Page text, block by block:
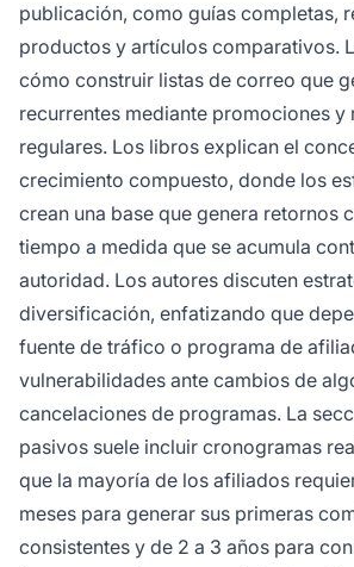
publicación, como guías completas,
productos y artículos comparativos.
cómo construir listas de correo que
recurrentes mediante promociones y
regulares. Los libros explican el
crecimiento compuesto, donde los
crean una base que genera retornos
tiempo a medida que se acumula
autoridad. Los autores discuten
diversificación, enfatizando que
fuente de tráfico o programa de
vulnerabilidades ante cambios de
cancelaciones de programas. La
pasivos suele incluir cronogramas
que la mayoría de los afiliados
meses para generar sus primeras
consistentes y de 2 a 3 años para